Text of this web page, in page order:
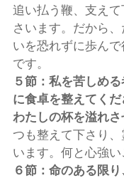
追い払う鞭、支え
さいます。だから
いを恐れずに歩ん
です。
５節：私を苦しめ
に食卓を整えてくだ
わたしの杯を溢れさ
つも整えて下さり
います。何と心強い
６節：命のある限